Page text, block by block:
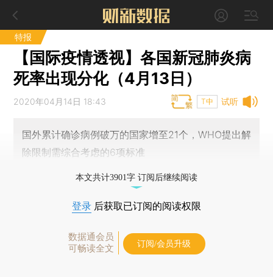
特报
【国际疫情透视】各国新冠肺炎病
死率出现分化（4月13日）
试听
2020年04月14日 18:43 T中
国外累计确诊病例破万的国家增至21个，WHO提出解
除限制需综合考虑的6项标准
本文共计3901字 订阅后继续阅读
登录 后获取已订阅的阅读权限
数据通会员
可畅读全文
订阅/会员升级